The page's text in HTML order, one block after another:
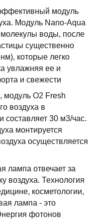
модуль
Модуль Nano-Aqua
воды, после
существенно
которые легко
увлажняя ее и
и свежести
модуль O2 Fresh
воздуха в
30 м3/час.
монтируется
осуществляется
лампа отвечает за
воздуха. Технология
косметологии,
лампа - это
фотонов